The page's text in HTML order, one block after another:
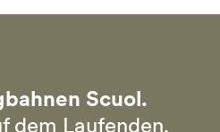
Scuol.
dem Laufenden.